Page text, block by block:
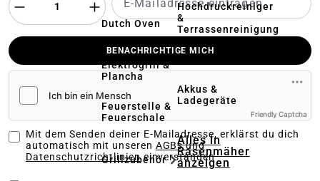
Dutch Oven
Elektrogrill &
Plancha
Feuerstelle &
Feuerschale
Grillzubehör
Hochdruckreiniger
&
Terrassenreinigung
Akkus &
Ladegeräte
Alles in
Rasenmäher
anzeigen
BENACHRICHTIGE MICH
Friendly Captcha
Mit dem Senden deiner E-Mailadresse, erklärst du dich
automatisch mit unseren AGBs und
Datenschutzrichtlinieneinverstanden